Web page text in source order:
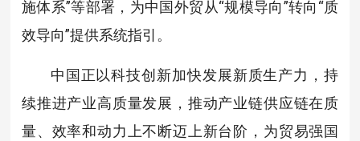
施体系”等部署，为中国外贸从“规模导向”转向“质
效导向”提供系统指引。
中国正以科技创新加快发展新质生产力，持
续推进产业高质量发展，推动产业链供应链在质
量、效率和动力上不断迈上新台阶，为贸易强国